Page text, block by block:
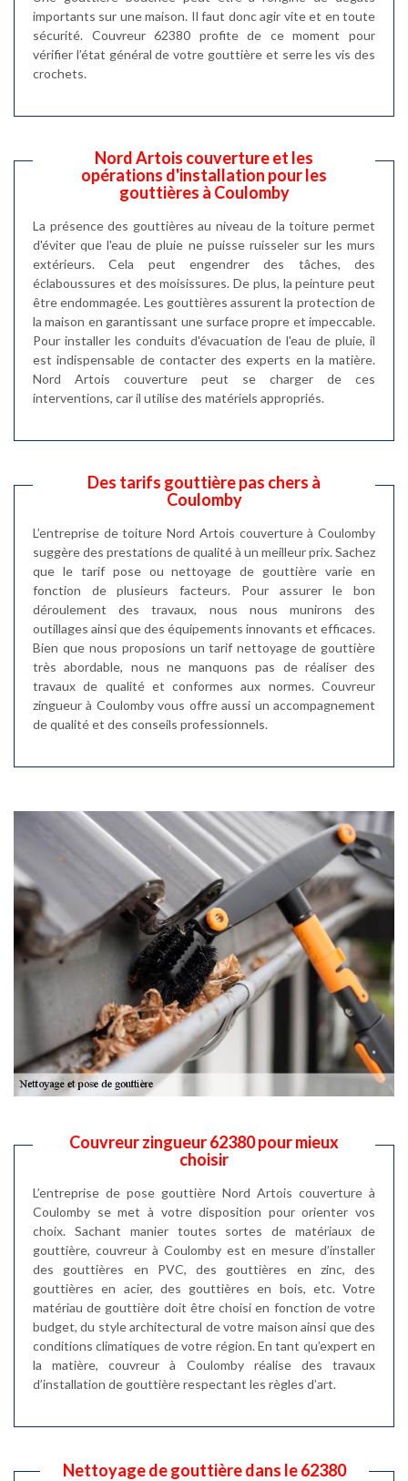
importants sur une maison. Il faut donc agir vite et en toute
sécurité. Couvreur 62380 profite de ce moment pour
vérifier l’état général de votre gouttière et serre les vis des
crochets.
Nord Artois couverture et les
opérations d'installation pour les
gouttières à Coulomby
La présence des gouttières au niveau de la toiture permet
d'éviter que l'eau de pluie ne puisse ruisseler sur les murs
extérieurs. Cela peut engendrer des tâches, des
éclaboussures et des moisissures. De plus, la peinture peut
être endommagée. Les gouttières assurent la protection de
la maison en garantissant une surface propre et impeccable.
Pour installer les conduits d'évacuation de l'eau de pluie, il
est indispensable de contacter des experts en la matière.
Nord Artois couverture peut se charger de ces
interventions, car il utilise des matériels appropriés.
Des tarifs gouttière pas chers à
Coulomby
L’entreprise de toiture Nord Artois couverture à Coulomby
suggère des prestations de qualité à un meilleur prix. Sachez
que le tarif pose ou nettoyage de gouttière varie en
fonction de plusieurs facteurs. Pour assurer le bon
déroulement des travaux, nous nous munirons des
outillages ainsi que des équipements innovants et efficaces.
Bien que nous proposions un tarif nettoyage de gouttière
très abordable, nous ne manquons pas de réaliser des
travaux de qualité et conformes aux normes. Couvreur
zingueur à Coulomby vous offre aussi un accompagnement
de qualité et des conseils professionnels.
Couvreur zingueur 62380 pour mieux
choisir
L’entreprise de pose gouttière Nord Artois couverture à
Coulomby se met à votre disposition pour orienter vos
choix. Sachant manier toutes sortes de matériaux de
gouttière, couvreur à Coulomby est en mesure d’installer
des gouttières en PVC, des gouttières en zinc, des
gouttières en acier, des gouttières en bois, etc. Votre
matériau de gouttière doit être choisi en fonction de votre
budget, du style architectural de votre maison ainsi que des
conditions climatiques de votre région. En tant qu’expert en
la matière, couvreur à Coulomby réalise des travaux
d’installation de gouttière respectant les règles d’art.
Nettoyage de gouttière dans le 62380